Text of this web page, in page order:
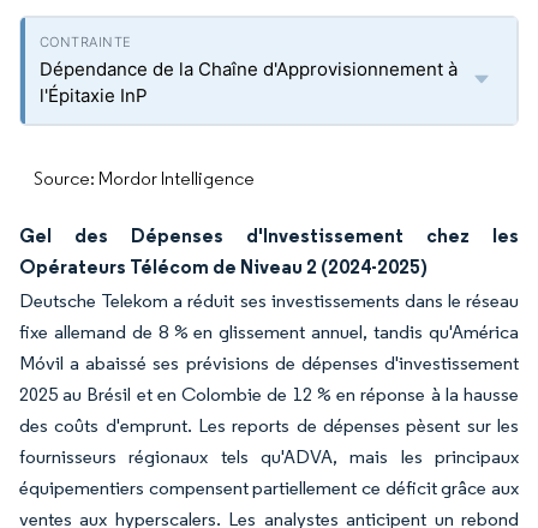
Dépendance de la Chaîne d'Approvisionnement à
l'Épitaxie InP
Source: Mordor Intelligence
Gel des Dépenses d'Investissement chez les
Opérateurs Télécom de Niveau 2 (2024-2025)
Deutsche Telekom a réduit ses investissements dans le réseau
fixe allemand de 8 % en glissement annuel, tandis qu'América
Móvil a abaissé ses prévisions de dépenses d'investissement
2025 au Brésil et en Colombie de 12 % en réponse à la hausse
des coûts d'emprunt. Les reports de dépenses pèsent sur les
fournisseurs régionaux tels qu'ADVA, mais les principaux
équipementiers compensent partiellement ce déficit grâce aux
ventes aux hyperscalers. Les analystes anticipent un rebond